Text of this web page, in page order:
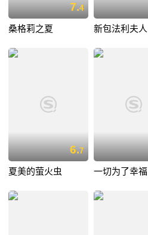
7.4
桑格莉之夏 新包法利夫人
6.7
夏美的萤火虫 一切为了幸福